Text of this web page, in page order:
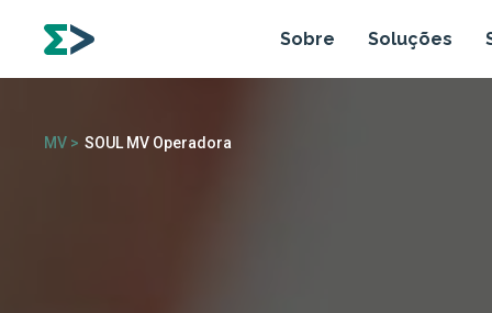
Sobre Soluções
MV > SOUL MV Operadora